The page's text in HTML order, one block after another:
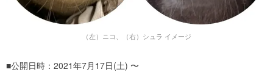
（左）ニコ、（右）シュラ イメージ
■公開日時：2021年7月17日(土) 〜